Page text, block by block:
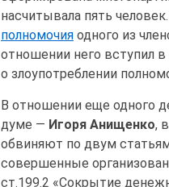
насчитывала пять
полномочия одного из
отношении него вступил
о злоупотреблении
В отношении еще одного
думе — Игоря Анищенко,
обвиняют по двум
совершенные
ст.199.2 «Сокрытие